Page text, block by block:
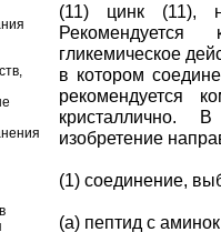
(11) цинк (11),
Рекомендуется
гликемическое
в котором
рекомендуется
кристаллично.
изобретение
(1) соединение,
(a) пептид с